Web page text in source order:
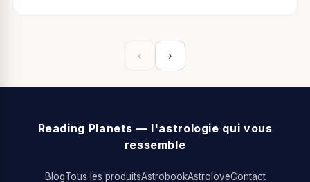
‹ ›
Reading Planets — l'astrologie qui vous
ressemble
BlogTous les produitsAstrobookAstroloveContact